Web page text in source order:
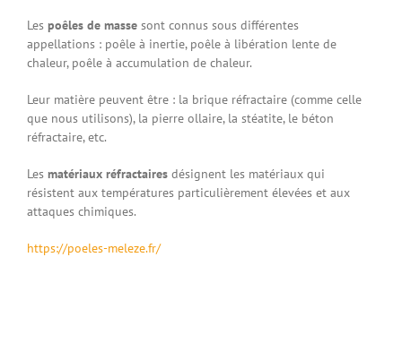
Les poêles de masse sont connus sous différentes
appellations : poêle à inertie, poêle à libération lente de
chaleur, poêle à accumulation de chaleur.
Leur matière peuvent être : la brique réfractaire (comme celle
que nous utilisons), la pierre ollaire, la stéatite, le béton
réfractaire, etc.
Les matériaux réfractaires désignent les matériaux qui
résistent aux températures particulièrement élevées et aux
attaques chimiques.
https://poeles-meleze.fr/